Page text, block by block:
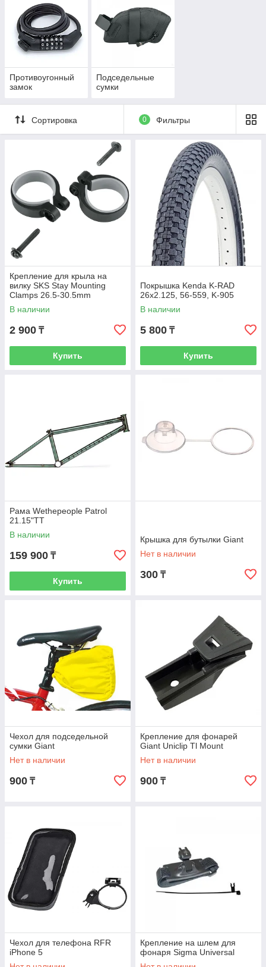
Противоугонный
замок
Подседельные
сумки
Сортировка 0 Фильтры
Крепление для крыла на
вилку SKS Stay Mounting
Clamps 26.5-30.5mm
(2pcs),black
В наличии
2 900 ₸
Купить
Покрышка Kenda K-RAD
26x2.125, 56-559, K-905
В наличии
5 800 ₸
Купить
Рама Wethepeople Patrol
21.15"TT
В наличии
159 900 ₸
Купить
Крышка для бутылки Giant
Нет в наличии
300 ₸
Чехол для подседельной
сумки Giant
Нет в наличии
900 ₸
Крепление для фонарей
Giant Uniclip Tl Mount
Нет в наличии
900 ₸
Чехол для телефона RFR
iPhone 5
Крепление на шлем для
фонаря Sigma Universal